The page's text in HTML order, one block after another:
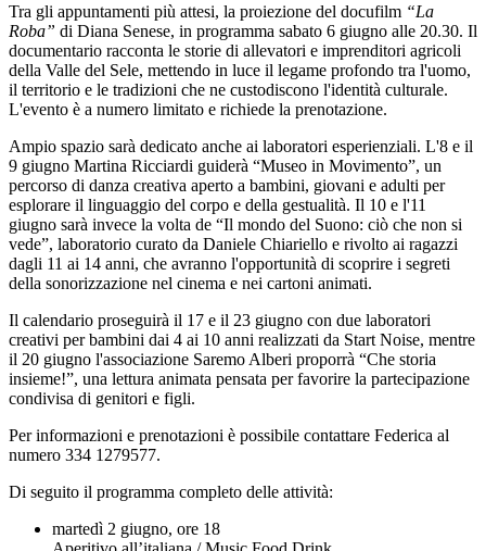
Tra gli appuntamenti più attesi, la proiezione del docufilm “La
Roba” di Diana Senese, in programma sabato 6 giugno alle 20.30. Il
documentario racconta le storie di allevatori e imprenditori agricoli
della Valle del Sele, mettendo in luce il legame profondo tra l'uomo,
il territorio e le tradizioni che ne custodiscono l'identità culturale.
L'evento è a numero limitato e richiede la prenotazione.
Ampio spazio sarà dedicato anche ai laboratori esperienziali. L'8 e il
9 giugno Martina Ricciardi guiderà “Museo in Movimento”, un
percorso di danza creativa aperto a bambini, giovani e adulti per
esplorare il linguaggio del corpo e della gestualità. Il 10 e l'11
giugno sarà invece la volta de “Il mondo del Suono: ciò che non si
vede”, laboratorio curato da Daniele Chiariello e rivolto ai ragazzi
dagli 11 ai 14 anni, che avranno l'opportunità di scoprire i segreti
della sonorizzazione nel cinema e nei cartoni animati.
Il calendario proseguirà il 17 e il 23 giugno con due laboratori
creativi per bambini dai 4 ai 10 anni realizzati da Start Noise, mentre
il 20 giugno l'associazione Saremo Alberi proporrà “Che storia
insieme!”, una lettura animata pensata per favorire la partecipazione
condivisa di genitori e figli.
Per informazioni e prenotazioni è possibile contattare Federica al
numero 334 1279577.
Di seguito il programma completo delle attività:
martedì 2 giugno, ore 18